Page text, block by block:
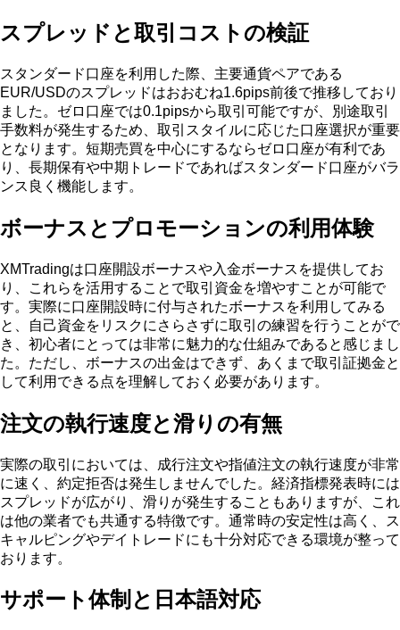
スプレッドと取引コストの検証
スタンダード口座を利用した際、主要通貨ペアである
EUR/USDのスプレッドはおおむね1.6pips前後で推移しており
ました。ゼロ口座では0.1pipsから取引可能ですが、別途取引
手数料が発生するため、取引スタイルに応じた口座選択が重要
となります。短期売買を中心にするならゼロ口座が有利であ
り、長期保有や中期トレードであればスタンダード口座がバラ
ンス良く機能します。
ボーナスとプロモーションの利用体験
XMTradingは口座開設ボーナスや入金ボーナスを提供してお
り、これらを活用することで取引資金を増やすことが可能で
す。実際に口座開設時に付与されたボーナスを利用してみる
と、自己資金をリスクにさらさずに取引の練習を行うことがで
き、初心者にとっては非常に魅力的な仕組みであると感じまし
た。ただし、ボーナスの出金はできず、あくまで取引証拠金と
して利用できる点を理解しておく必要があります。
注文の執行速度と滑りの有無
実際の取引においては、成行注文や指値注文の執行速度が非常
に速く、約定拒否は発生しませんでした。経済指標発表時には
スプレッドが広がり、滑りが発生することもありますが、これ
は他の業者でも共通する特徴です。通常時の安定性は高く、ス
キャルピングやデイトレードにも十分対応できる環境が整って
おります。
サポート体制と日本語対応